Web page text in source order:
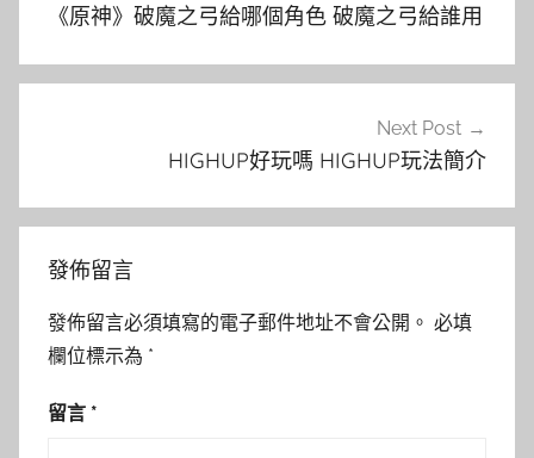
覽
《原神》破魔之弓給哪個角色 破魔之弓給誰用
Next Post
HIGHUP好玩嗎 HIGHUP玩法簡介
發佈留言
發佈留言必須填寫的電子郵件地址不會公開。 必填
欄位標示為 *
留言 *